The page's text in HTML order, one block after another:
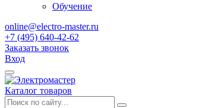
Обучение
online@electro-master.ru
+7 (495) 640-42-62
Заказать звонок
Вход
Каталог товаров